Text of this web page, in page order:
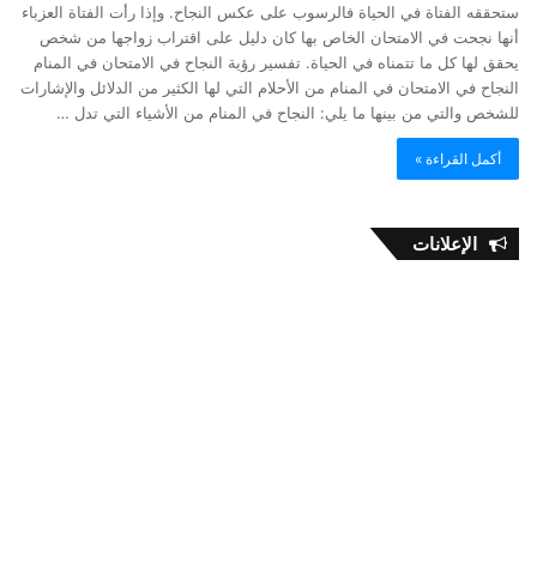
ستحققه الفتاة في الحياة فالرسوب على عكس النجاح. وإذا رأت الفتاة العزباء
أنها نجحت في الامتحان الخاص بها كان دليل على اقتراب زواجها من شخص
يحقق لها كل ما تتمناه في الحياة. تفسير رؤية النجاح في الامتحان في المنام
النجاح في الامتحان في المنام من الأحلام التي لها الكثير من الدلائل والإشارات
للشخص والتي من بينها ما يلي: النجاح في المنام من الأشياء التي تدل …
أكمل القراءة »
الإعلانات